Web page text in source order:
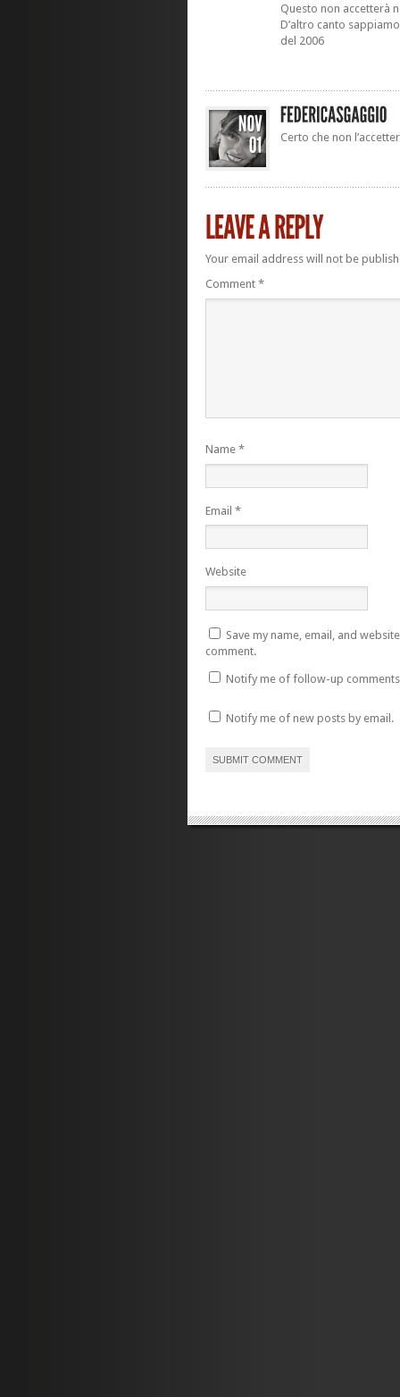
Questo non accetterà
D’altro canto
del 2006
Certo che non
Your email address will not be
Comment *
Name *
Email *
Website
Save my name, email, and
comment.
Notify me of follow-up
Notify me of new posts by email.